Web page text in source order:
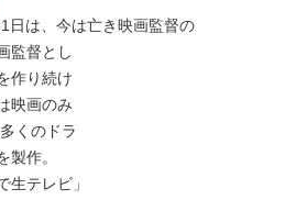
日は、今は亡き映画監督の
監督とし
作り続け
映画のみ
くのドラ
製作。
生テレビ」